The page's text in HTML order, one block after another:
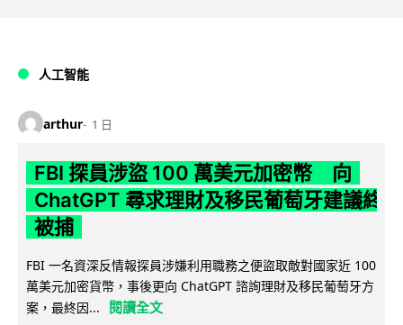
人工智能
arthur 1 日
FBI 探員涉盜 100 萬美元加密幣 向
ChatGPT 尋求理財及移民葡萄牙建議終
被捕
FBI 一名資深反情報探員涉嫌利用職務之便盜取敵對國家近 100
萬美元加密貨幣，事後更向 ChatGPT 諮詢理財及移民葡萄牙方
案，最終因...
閱讀全文